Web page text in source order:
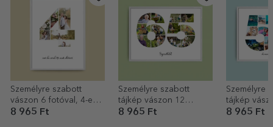
Személyre szabott
vászon 6 fotóval, 4-es
modellszámmal és
8 965 Ft
Személyre szabott
tájkép vászon 12
fotóval, 65-ös
8 965 Ft
Személyre
tájkép
fotóval, 57-
8 965 Ft